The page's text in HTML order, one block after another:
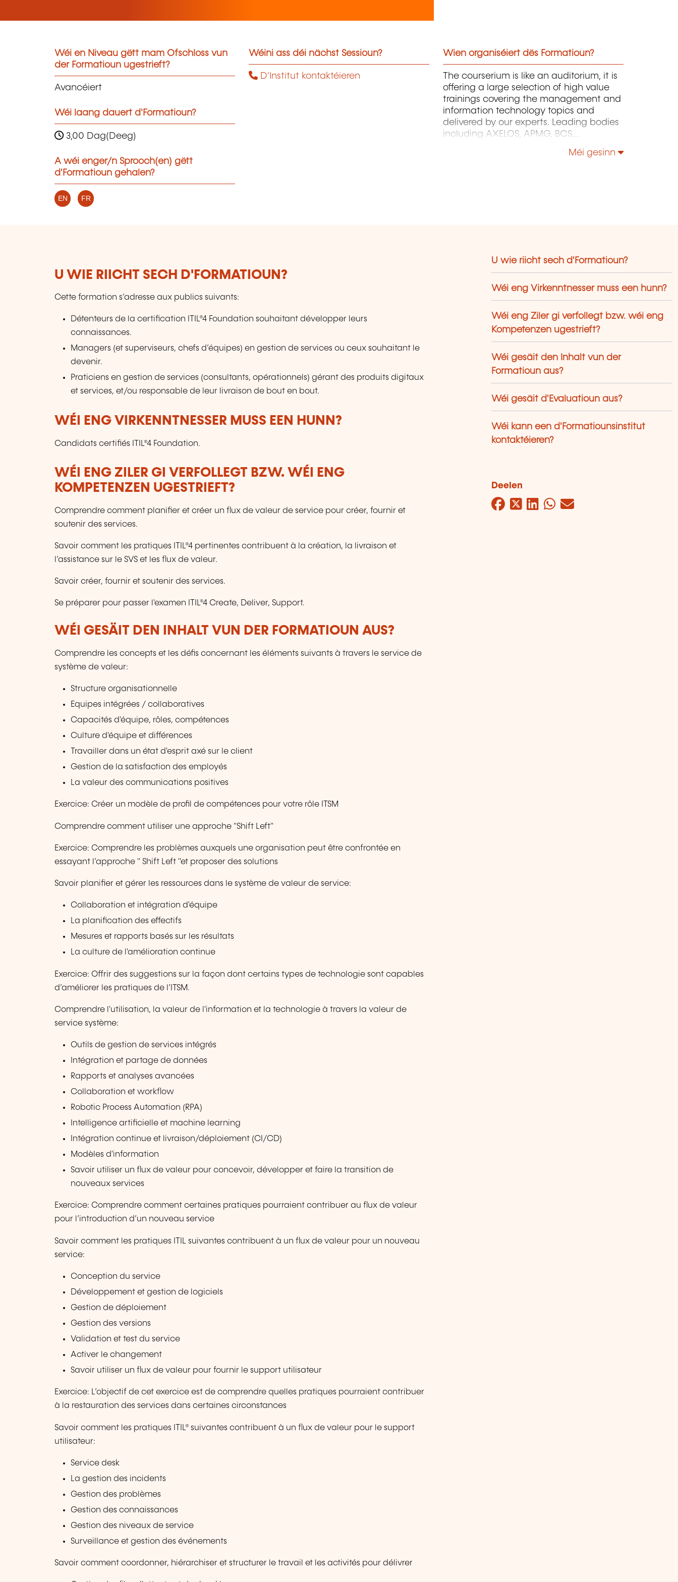
Wéi en Niveau gëtt mam Ofschloss vun
der Formatioun ugestrieft?
Avancéiert
Wéi laang dauert d'Formatioun?
3,00 Dag(Deeg)
A wéi enger/n Sprooch(en) gëtt
d'Formatioun gehalen?
EN FR
Wéini ass déi nächst Sessioun?
D'Institut kontaktéieren
Wien organiséiert dës Formatioun?
The courserium is like an auditorium, it is
offering a large selection of high value
trainings covering the management and
information technology topics and
delivered by our experts. Leading bodies
including AXELOS, APMG, BCS,
have accredited our courses, materials
Méi gesinn
U WIE RIICHT SECH D'FORMATIOUN?
Cette formation s’adresse aux publics suivants:
Détenteurs de la certification ITIL®4 Foundation souhaitant développer leurs
connaissances.
Managers (et superviseurs, chefs d’équipes) en gestion de services ou ceux souhaitant le
devenir.
Praticiens en gestion de services (consultants, opérationnels) gérant des produits digitaux
et services, et/ou responsable de leur livraison de bout en bout.
WÉI ENG VIRKENNTNESSER MUSS EEN HUNN?
Candidats certifiés ITIL®4 Foundation.
WÉI ENG ZILER GI VERFOLLEGT BZW. WÉI ENG
KOMPETENZEN UGESTRIEFT?
Comprendre comment planifier et créer un flux de valeur de service pour créer, fournir et
soutenir des services.
Savoir comment les pratiques ITIL®4 pertinentes contribuent à la création, la livraison et
l’assistance sur le SVS et les flux de valeur.
Savoir créer, fournir et soutenir des services.
Se préparer pour passer l'examen ITIL®4 Create, Deliver, Support.
WÉI GESÄIT DEN INHALT VUN DER FORMATIOUN AUS?
Comprendre les concepts et les défis concernant les éléments suivants à travers le service de
système de valeur:
Structure organisationnelle
Equipes intégrées / collaboratives
Capacités d'équipe, rôles, compétences
Culture d'équipe et différences
Travailler dans un état d'esprit axé sur le client
Gestion de la satisfaction des employés
La valeur des communications positives
Exercice: Créer un modèle de profil de compétences pour votre rôle ITSM
Comprendre comment utiliser une approche "Shift Left"
Exercice: Comprendre les problèmes auxquels une organisation peut être confrontée en
essayant l’approche " Shift Left "et proposer des solutions
Savoir planifier et gérer les ressources dans le système de valeur de service:
Collaboration et intégration d'équipe
La planification des effectifs
Mesures et rapports basés sur les résultats
La culture de l'amélioration continue
Exercice: Offrir des suggestions sur la façon dont certains types de technologie sont capables
d’améliorer les pratiques de l’ITSM.
Comprendre l'utilisation, la valeur de l'information et la technologie à travers la valeur de
service système:
Outils de gestion de services intégrés
Intégration et partage de données
Rapports et analyses avancées
Collaboration et workflow
Robotic Process Automation (RPA)
Intelligence artificielle et machine learning
Intégration continue et livraison/déploiement (CI/CD)
Modèles d'information
Savoir utiliser un flux de valeur pour concevoir, développer et faire la transition de
nouveaux services
Exercice: Comprendre comment certaines pratiques pourraient contribuer au flux de valeur
pour l’introduction d’un nouveau service
Savoir comment les pratiques ITIL suivantes contribuent à un flux de valeur pour un nouveau
service:
Conception du service
Développement et gestion de logiciels
Gestion de déploiement
Gestion des versions
Validation et test du service
Activer le changement
Savoir utiliser un flux de valeur pour fournir le support utilisateur
Exercice: L’objectif de cet exercice est de comprendre quelles pratiques pourraient contribuer
à la restauration des services dans certaines circonstances
Savoir comment les pratiques ITIL® suivantes contribuent à un flux de valeur pour le support
utilisateur:
Service desk
La gestion des incidents
Gestion des problèmes
Gestion des connaissances
Gestion des niveaux de service
Surveillance et gestion des événements
Savoir comment coordonner, hiérarchiser et structurer le travail et les activités pour délivrer
U wie riicht sech d'Formatioun?
Wéi eng Virkenntnesser muss een hunn?
Wéi eng Ziler gi verfollegt bzw. wéi eng
Kompetenzen ugestrieft?
Wéi gesäit den Inhalt vun der
Formatioun aus?
Wéi gesäit d'Evaluatioun aus?
Wéi kann een d'Formatiounsinstitut
kontaktéieren?
Deelen
Facebook
Twitter
LinkedIn
WhatsApp
Mail